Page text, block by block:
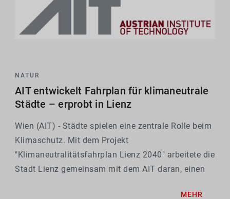
NATUR
AIT entwickelt Fahrplan für klimaneutrale
Städte – erprobt in Lienz
Wien (AIT) - Städte spielen eine zentrale Rolle beim
Klimaschutz. Mit dem Projekt
"Klimaneutralitätsfahrplan Lienz 2040" arbeitete die
Stadt Lienz gemeinsam mit dem AIT daran, einen
MEHR